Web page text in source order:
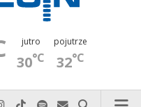
jutro
30°C
pojutrze
32°C